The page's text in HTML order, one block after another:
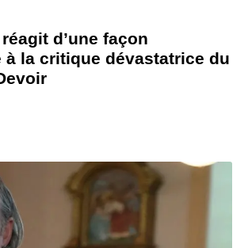
d’une façon
à la critique dévastatrice du